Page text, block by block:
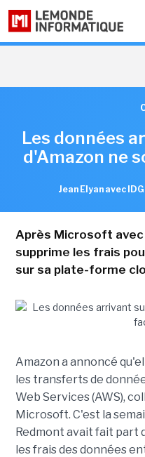
Les données
d'Amazon ne
Jean Elyan avec
Après Microsoft avec
supprime les frais
sur sa plate-forme
Amazon a annoncé
les transferts de
Web Services (AWS),
Microsoft. C'est la
Redmont avait fait part
les frais des données